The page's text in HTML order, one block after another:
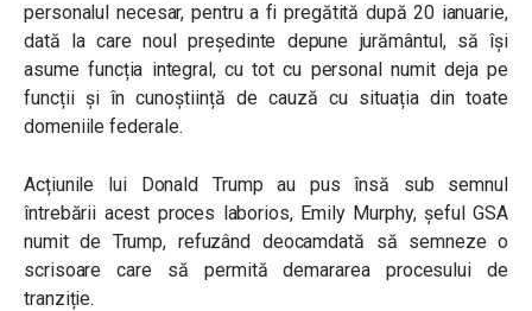
personalul necesar, pentru a fi pregătită după 20 ianuarie,
dată la care noul președinte depune jurământul, să își
asume funcția integral, cu tot cu personal numit deja pe
funcții și în cunoștiință de cauză cu situația din toate
domeniile federale.
Acțiunile lui Donald Trump au pus însă sub semnul
întrebării acest proces laborios, Emily Murphy, șeful GSA
numit de Trump, refuzând deocamdată să semneze o
scrisoare care să permită demararea procesului de
tranziție.